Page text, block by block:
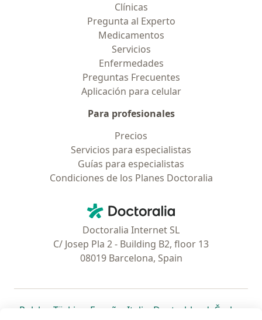
Clínicas
Pregunta al Experto
Medicamentos
Servicios
Enfermedades
Preguntas Frecuentes
Aplicación para celular
Para profesionales
Precios
Servicios para especialistas
Guías para especialistas
Condiciones de los Planes Doctoralia
Doctoralia - Página de inicio
Doctoralia Internet SL
C/ Josep Pla 2 - Building B2, floor 13
08019 Barcelona, Spain
Polska se abre en una nueva pestaña
Türkiye se abre en una nueva pestaña
España se abre en una nueva pestaña
Italia se abre en una nueva
Deutschlandse abre en
Česko